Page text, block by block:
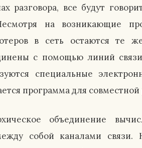
разговора, все будут
на возникающие
в сеть остаются те
с помощью линий
специальные
программа для совместной
объединение
собой каналами связи.